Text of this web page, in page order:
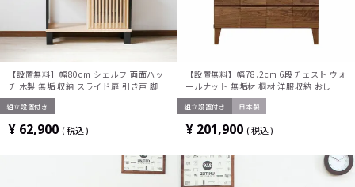
【設置無料】幅80cm シェルフ 両面ハッ
チ 木製 無垢 収納 スライド扉 引き戸 脚付
き オープンラック キャビネット 飾り棚
間仕切り シンプル おしゃれ ナチュラル
和モダン ルンバブル
組立設置付き
¥ 62,900 税込
【設置無料】幅78.2cm 6段チェスト ウォ
ールナット 無垢材 桐材 洋服収納 おしゃ
れ 衣類収納 整理タンス 収納 シンプル 国
産 日本製 ルンバブル
組立設置付き 日本製
¥ 201,900 税込